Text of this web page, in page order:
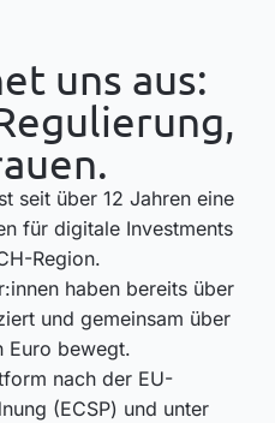
uns aus:
seit über 12 Jahren eine
für digitale Investments
Region.
haben bereits über
und gemeinsam über
Euro bewegt.
nach der EU-
(ECSP) und unter